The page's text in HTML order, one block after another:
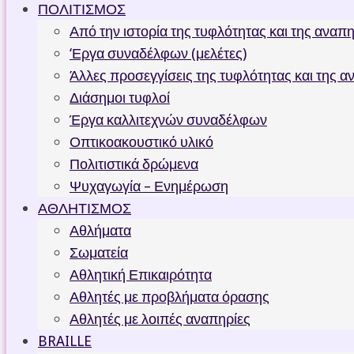
ΠΟΛΙΤΙΣΜΟΣ
Από την ιστορία της τυφλότητας και της
‘Εργα συναδέλφων (μελέτες)
Άλλες προσεγγίσεις της τυφλότητας και της
Διάσημοι τυφλοί
Έργα καλλιτεχνών συναδέλφων
Οπτικοακουστικό υλικό
Πολιτιστικά δρώμενα
Ψυχαγωγία – Ενημέρωση
ΑΘΛΗΤΙΣΜΟΣ
Αθλήματα
Σωματεία
Αθλητική Επικαιρότητα
Αθλητές με προβλήματα όρασης
Αθλητές με λοιπές αναπηρίες
BRAILLE